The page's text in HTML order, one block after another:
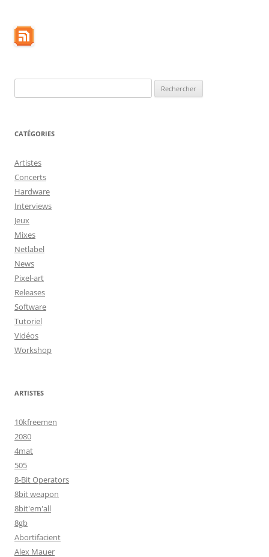
CATÉGORIES
Artistes
Concerts
Hardware
Interviews
Jeux
Mixes
Netlabel
News
Pixel-art
Releases
Software
Tutoriel
Vidéos
Workshop
ARTISTES
10kfreemen
2080
4mat
505
8-Bit Operators
8bit weapon
8bit'em'all
8gb
Abortifacient
Alex Mauer